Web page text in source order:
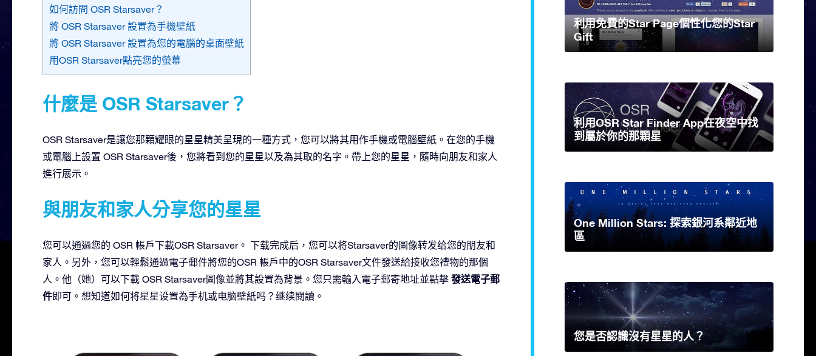
如何訪問 OSR Starsaver？
將 OSR Starsaver 設置為手機壁紙
將 OSR Starsaver 設置為您的電腦的桌面壁紙
用OSR Starsaver點亮您的螢幕
什麼是 OSR Starsaver？
OSR Starsaver是讓您那顆耀眼的星星精美呈現的一種方式，您可以將其用作手機或電腦壁紙。在您的手機
或電腦上設置 OSR Starsaver後，您將看到您的星星以及為其取的名字。帶上您的星星，隨時向朋友和家人
進行展示。
與朋友和家人分享您的星星
您可以通過您的 OSR 帳戶下載OSR Starsaver。 下载完成后，您可以将Starsaver的圖像转发给您的朋友和
家人。另外，您可以輕鬆通過電子郵件將您的OSR 帳戶中的OSR Starsaver文件發送給接收您禮物的那個
人。他（她）可以下載 OSR Starsaver圖像並將其設置為背景。您只需輸入電子郵寄地址並點擊 發送電子郵
件即可。想知道如何将星星设置為手机或电脑壁紙吗？继续閱讀。
利用免費的Star Page個性化您的Star
Gift
利用OSR Star Finder App在夜空中找
到屬於你的那顆星
One Million Stars: 探索銀河系鄰近地
區
您是否認識沒有星星的人？